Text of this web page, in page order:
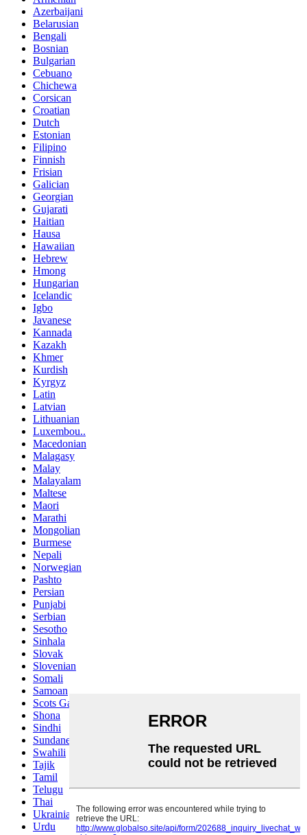
Azerbaijani
Belarusian
Bengali
Bosnian
Bulgarian
Cebuano
Chichewa
Corsican
Croatian
Dutch
Estonian
Filipino
Finnish
Frisian
Galician
Georgian
Gujarati
Haitian
Hausa
Hawaiian
Hebrew
Hmong
Hungarian
Icelandic
Igbo
Javanese
Kannada
Kazakh
Khmer
Kurdish
Kyrgyz
Latin
Latvian
Lithuanian
Luxembou..
Macedonian
Malagasy
Malay
Malayalam
Maltese
Maori
Marathi
Mongolian
Burmese
Nepali
Norwegian
Pashto
Persian
Punjabi
Serbian
Sesotho
Sinhala
Slovak
Slovenian
Somali
Samoan
Scots Gaelic
Shona
Sindhi
Sundanese
Swahili
Tajik
Tamil
Telugu
Thai
Ukrainian
Urdu